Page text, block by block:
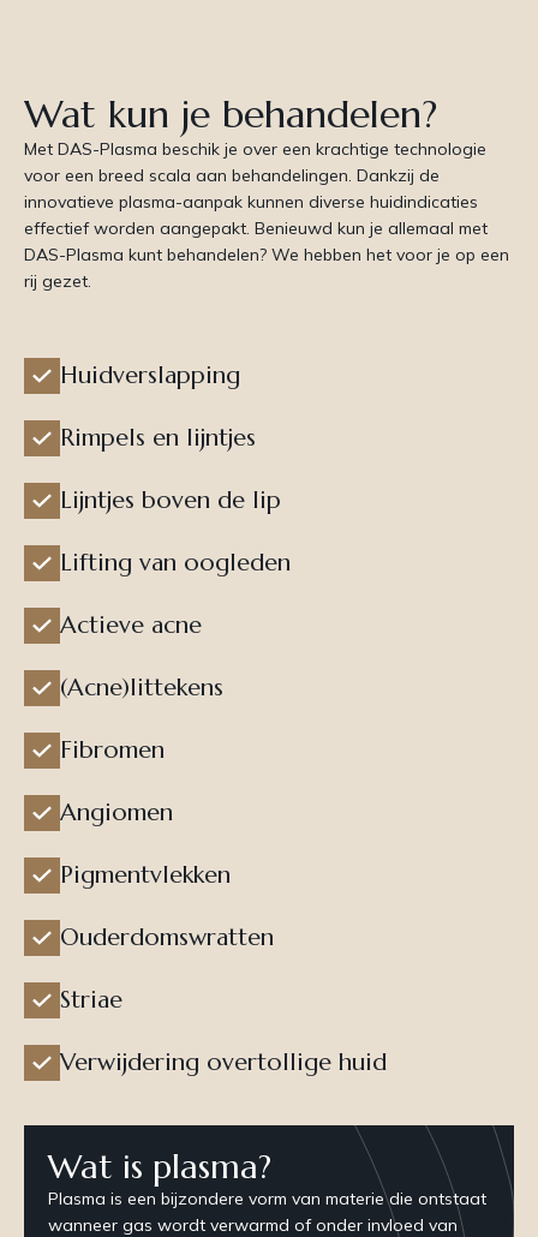
Wat kun je behandelen?
Met DAS-Plasma beschik je over een krachtige technologie
voor een breed scala aan behandelingen. Dankzij de
innovatieve plasma-aanpak kunnen diverse huidindicaties
effectief worden aangepakt. Benieuwd kun je allemaal met
DAS-Plasma kunt behandelen? We hebben het voor je op een
rij gezet.
Huidverslapping
Rimpels en lijntjes
Lijntjes boven de lip
Lifting van oogleden
Actieve acne
(Acne)littekens
Fibromen
Angiomen
Pigmentvlekken
Ouderdomswratten
Striae
Verwijdering overtollige huid
Wat is plasma?
Plasma is een bijzondere vorm van materie die ontstaat
wanneer gas wordt verwarmd of onder invloed van